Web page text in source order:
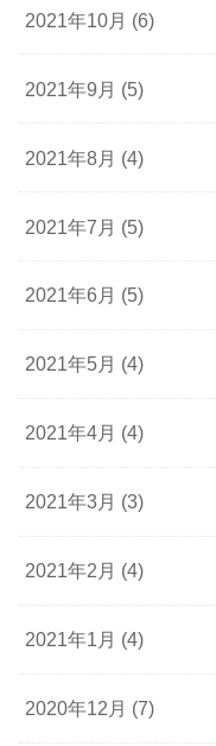
2021年10月 (6)
2021年9月 (5)
2021年8月 (4)
2021年7月 (5)
2021年6月 (5)
2021年5月 (4)
2021年4月 (4)
2021年3月 (3)
2021年2月 (4)
2021年1月 (4)
2020年12月 (7)